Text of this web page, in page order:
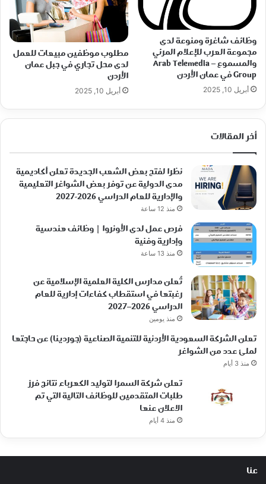
وظائف شاغرة ومنوعة لدى
مجموعة العرب للإعلام المرئي
والمسموع – Arab Telemedia
Group في عمان الأردن
أبريل 10, 2025
مطلوب موظفين مبيعات للعمل
لدى محل تجاري في جبل عمان
الأردن
أبريل 10, 2025
أخر المقالات
نظرا لفتح بعض الشعب الجديدة تعلن أكاديمية
مدى الدولية عن توفر بعض الشواغر التعليمية
والإدارية للعام الدراسي 2026-2027
منذ 12 ساعة
فرص عمل لدى الأونروا | وظائف هندسية
وإدارية وفنية
منذ 13 ساعة
تُعلن مدارس الكلية العلمية الإسلامية عن
رغبتها في استقطاب كفاءات إدارية للعام
الدراسي 2026–2027
منذ يومين
تعلن الشركة السعودية الأردنية للتنمية الصناعية (جوردينا) عن حاجتها
لملئ عدد من الشواغر
منذ 3 أيام
تعلن شركة السمرا لتوليد الكهرباء نتائج فرز
طلبات المتقدمين للوظائف التالية التي تم
الاعلان عنها
منذ 4 أيام
عنا